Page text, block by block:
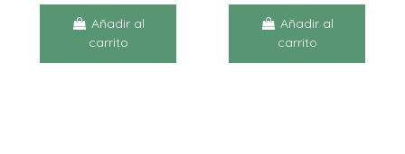
Añadir al
carrito
Añadir al
carrito